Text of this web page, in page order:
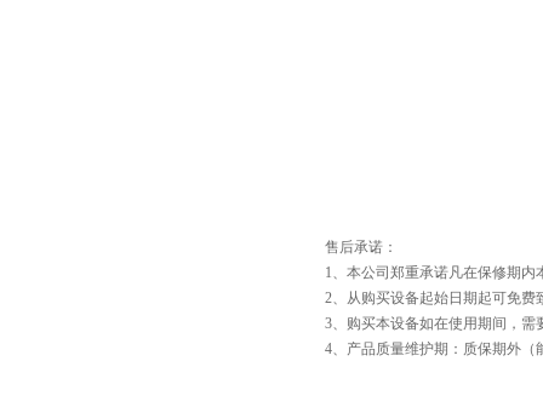
售后承诺：
1、本公司郑重承诺凡在保修期内
2、从购买设备起始日期起可免
3、购买本设备如在使用期间，
4、产品质量维护期：质保期外